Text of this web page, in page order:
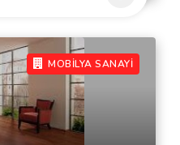
MOBİLYA SANAYİ